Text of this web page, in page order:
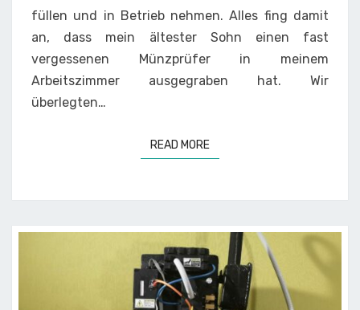
füllen und in Betrieb nehmen. Alles fing damit
an, dass mein ältester Sohn einen fast
vergessenen Münzprüfer in meinem
Arbeitszimmer ausgegraben hat. Wir
überlegten…
READ MOREREAD MORE